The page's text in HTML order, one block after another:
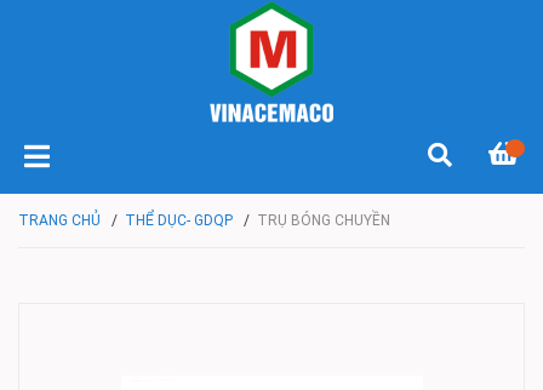
TRANG CHỦ / THỂ DỤC- GDQP / TRỤ BÓNG CHUYỀN